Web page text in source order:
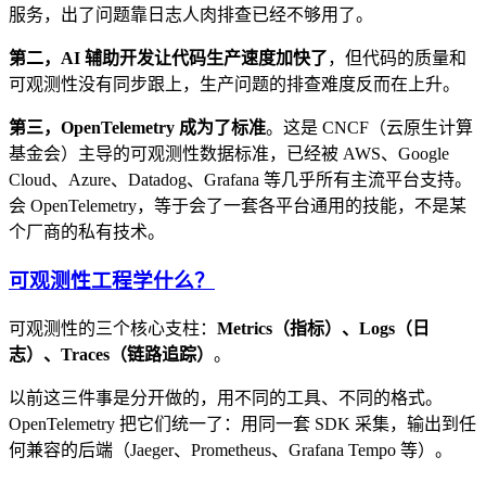
服务，出了问题靠日志人肉排查已经不够用了。
第二，AI 辅助开发让代码生产速度加快了，但代码的质量和
可观测性没有同步跟上，生产问题的排查难度反而在上升。
第三，OpenTelemetry 成为了标准。这是 CNCF（云原生计算
基金会）主导的可观测性数据标准，已经被 AWS、Google
Cloud、Azure、Datadog、Grafana 等几乎所有主流平台支持。
会 OpenTelemetry，等于会了一套各平台通用的技能，不是某
个厂商的私有技术。
可观测性工程学什么？
可观测性的三个核心支柱： Metrics（指标）、Logs（日
志）、Traces（链路追踪） 。
以前这三件事是分开做的，用不同的工具、不同的格式。
OpenTelemetry 把它们统一了：用同一套 SDK 采集，输出到任
何兼容的后端（Jaeger、Prometheus、Grafana Tempo 等）。